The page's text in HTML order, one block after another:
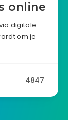
online
digitale
om je
4847